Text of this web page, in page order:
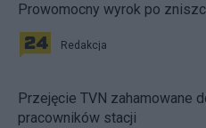
Prowomocny wyrok po
Redakcja
Przejęcie TVN zahamowane
pracowników stacji